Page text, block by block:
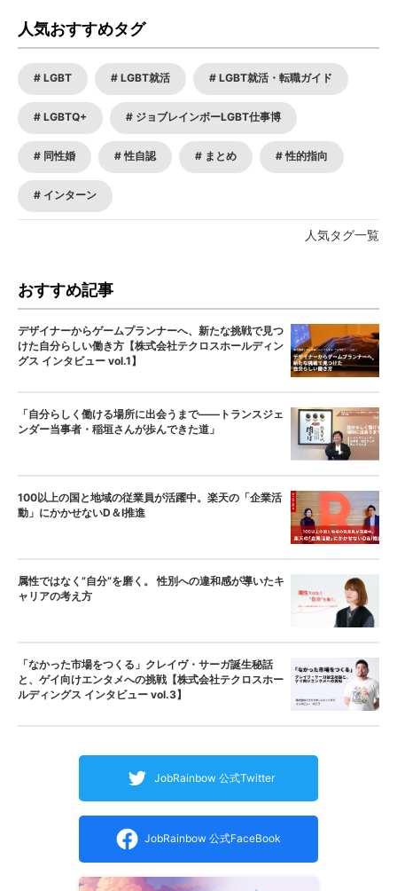
人気おすすめタグ
LGBT LGBT就活 LGBT就活・転職ガイド
LGBTQ+ ジョブレインボーLGBT仕事博
同性婚 性自認 まとめ 性的指向
インターン
人気タグ一覧
おすすめ記事
デザイナーからゲームプランナーへ、新たな挑戦で見つ
けた自分らしい働き方【株式会社テクロスホールディン
グス インタビュー vol.1】
「自分らしく働ける場所に出会うまで——トランスジェ
ンダー当事者・稲垣さんが歩んできた道」
100以上の国と地域の従業員が活躍中。楽天の「企業活
動」にかかせないD＆I推進
属性ではなく”自分”を磨く。 性別への違和感が導いたキ
ャリアの考え方
「なかった市場をつくる」クレイヴ・サーガ誕生秘話
と、ゲイ向けエンタメへの挑戦【株式会社テクロスホー
ルディングス インタビュー vol.3】
JobRainbow 公式Twitter
JobRainbow 公式FaceBook